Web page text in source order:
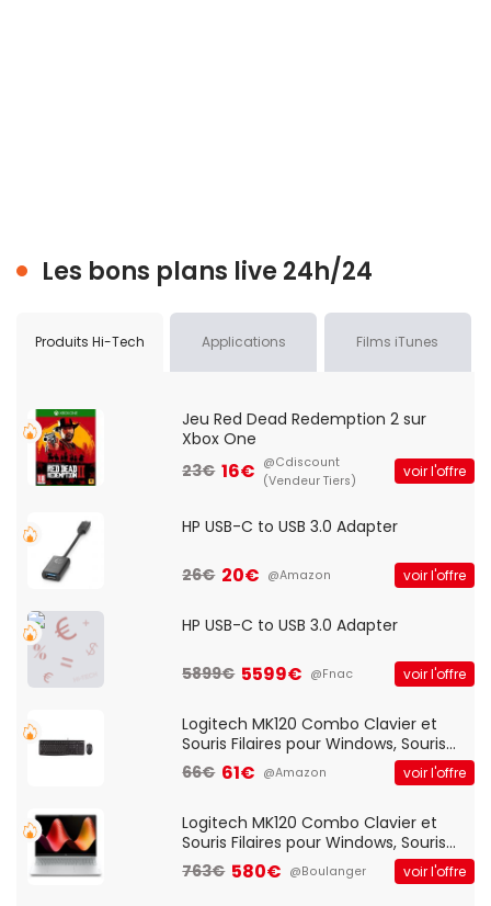
Les bons plans live 24h/24
Produits Hi-Tech Applications Films iTunes
Jeu Red Dead Redemption 2 sur
Xbox One
23€ 16€ @Cdiscount
(Vendeur Tiers)
voir l'offre
HP USB-C to USB 3.0 Adapter
26€ 20€ @Amazon voir l'offre
HP USB-C to USB 3.0 Adapter
5899€ 5599€ @Fnac voir l'offre
Logitech MK120 Combo Clavier et
Souris Filaires pour Windows, Souris
Optique Filaire, Connexion USB Plug
And Play, Confortable, Taille
QWERTY UK - Noir
66€ 61€ @Amazon voir l'offre
Logitech MK120 Combo Clavier et
Souris Filaires pour Windows, Souris
Optique Filaire, Connexion USB Plug
And Play, Confortable, Taille
763€ 580€ @Boulanger voir l'offre